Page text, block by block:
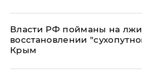
Власти РФ пойманы на
восстановлении
Крым